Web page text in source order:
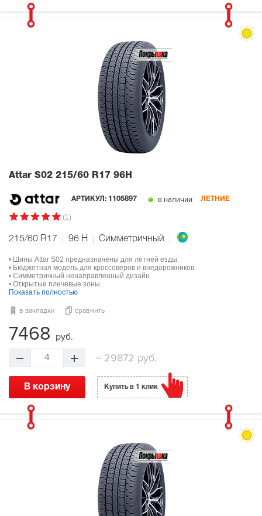
Attar S02 215/60 R17 96H
АРТИКУЛ: 1105897 в наличии ЛЕТНИЕ
(1)
215/60 R17 96 H Симметричный
• Шины Attar S02 предназначены для летней езды.
• Бюджетная модель для кроссоверов и внедорожников.
• Симметричный ненаправленный дизайн.
• Открытые плечевые зоны.
Показать полностью
в закладки сравнить
7468 руб.
4 =29872 руб.
В корзину Купить в 1 клик